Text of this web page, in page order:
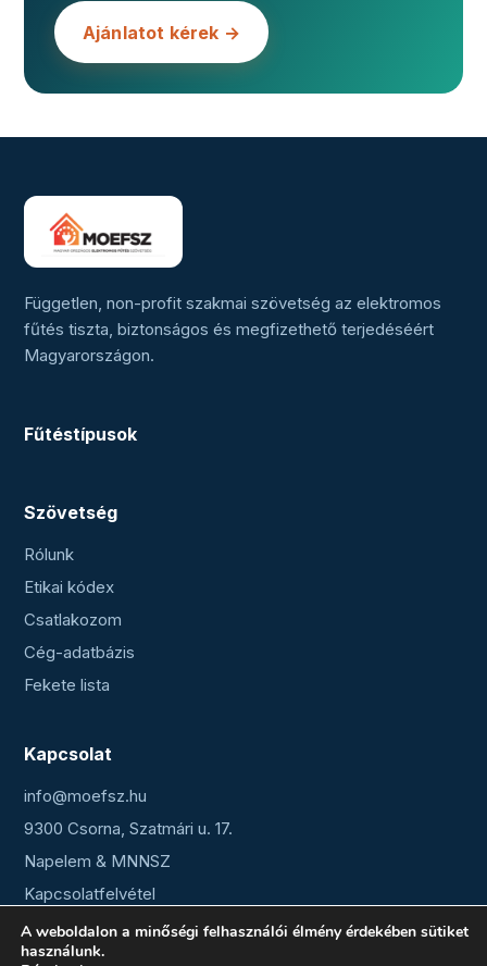
Ajánlatot kérek →
Független, non-profit szakmai szövetség az elektromos
fűtés tiszta, biztonságos és megfizethető terjedéséért
Magyarországon.
Fűtéstípusok
Szövetség
Rólunk
Etikai kódex
Csatlakozom
Cég-adatbázis
Fekete lista
Kapcsolat
info@moefsz.hu
9300 Csorna, Szatmári u. 17.
Napelem & MNNSZ
Kapcsolatfelvétel
A weboldalon a minőségi felhasználói élmény érdekében sütiket
használunk.